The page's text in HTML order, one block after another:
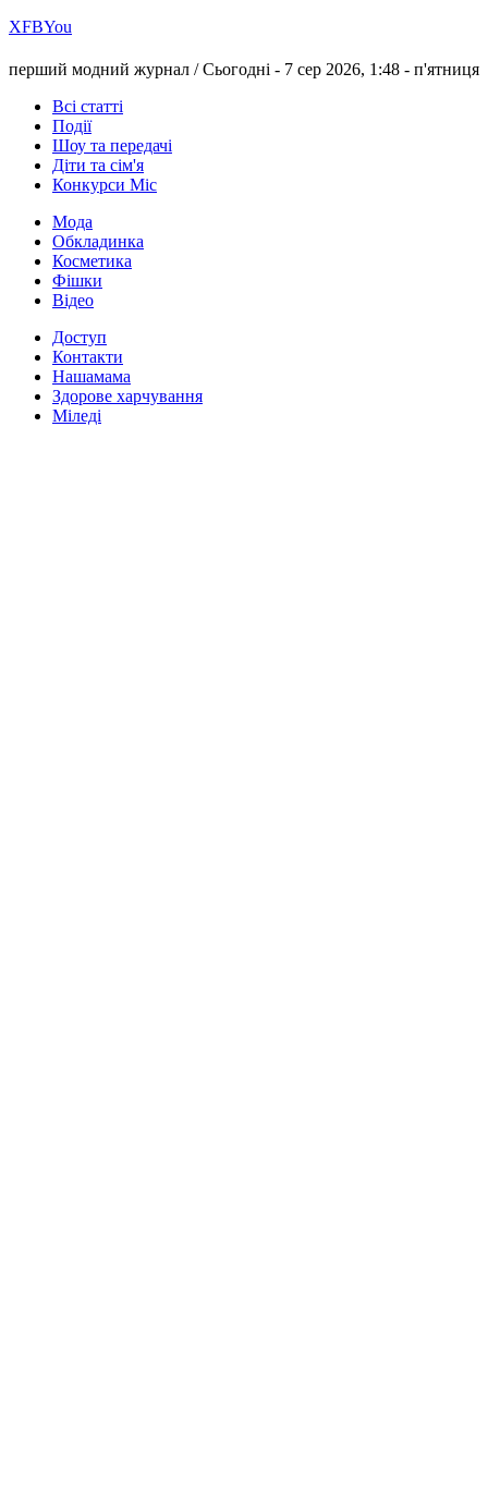
ХFBYou
перший модний журнал /Сьогодні - 7 сер 2026, 1:48 - п'ятниця
Всі статті
Події
Шоу та передачі
Діти та сім'я
Конкурси Міс
Мода
Обкладинка
Косметика
Фішки
Відео
Доступ
Контакти
Нашамама
Здорове харчування
Міледі